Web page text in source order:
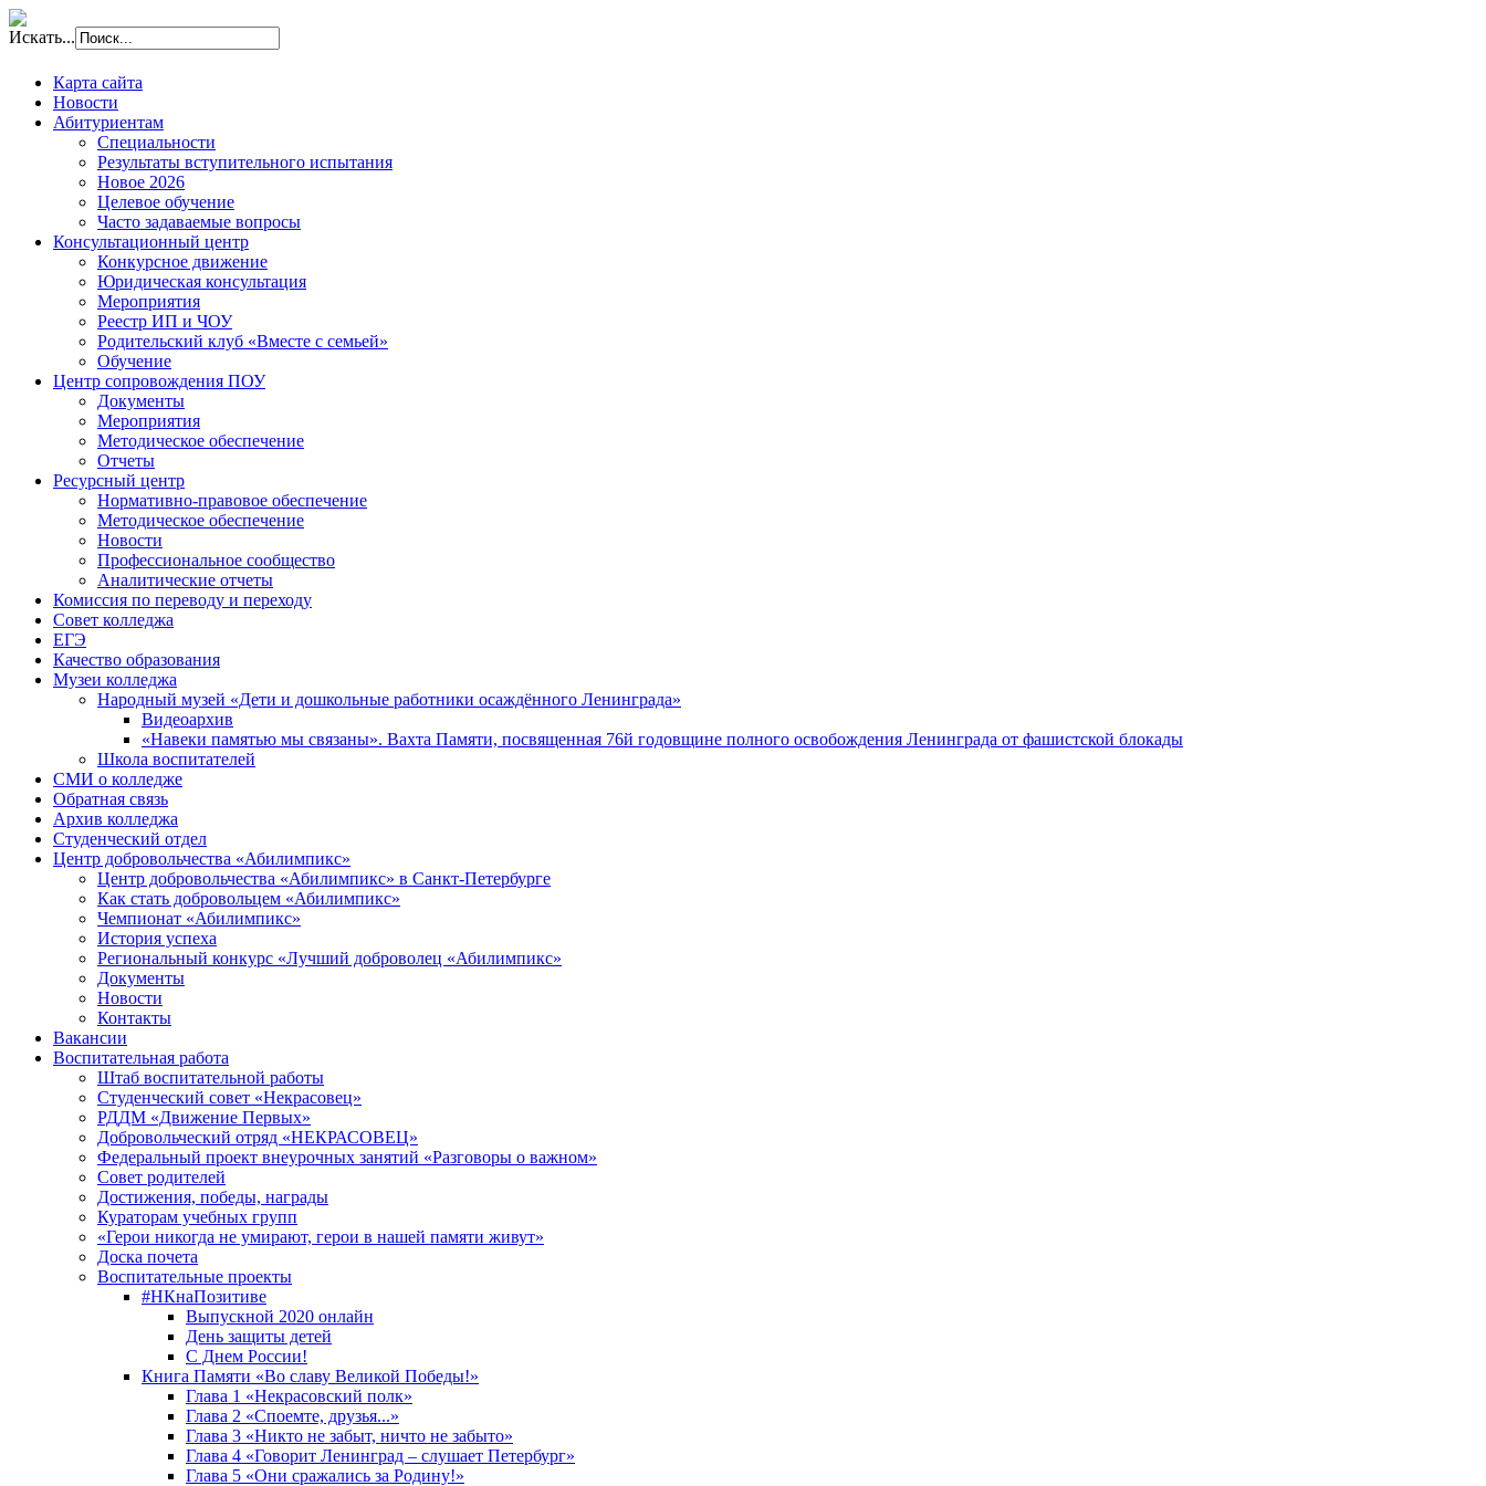
Искать...
Карта сайта
Новости
Абитуриентам
Специальности
Результаты вступительного испытания
Новое 2026
Целевое обучение
Часто задаваемые вопросы
Консультационный центр
Конкурсное движение
Юридическая консультация
Мероприятия
Реестр ИП и ЧОУ
Родительский клуб «Вместе с семьей»
Обучение
Центр сопровождения ПОУ
Документы
Мероприятия
Методическое обеспечение
Отчеты
Ресурсный центр
Нормативно-правовое обеспечение
Методическое обеспечение
Новости
Профессиональное сообщество
Аналитические отчеты
Комиссия по переводу и переходу
Совет колледжа
ЕГЭ
Качество образования
Музеи колледжа
Народный музей «Дети и дошкольные работники осаждённого Ленинграда»
Видеоархив
«Навеки памятью мы связаны». Вахта Памяти, посвященная 76й годовщине полного освобождения Ленинграда от фашистской блокады
Школа воспитателей
СМИ о колледже
Обратная связь
Архив колледжа
Студенческий отдел
Центр добровольчества «Абилимпикс»
Центр добровольчества «Абилимпикс» в Санкт-Петербурге
Как стать добровольцем «Абилимпикс»
Чемпионат «Абилимпикс»
История успеха
Региональный конкурс «Лучший доброволец «Абилимпикс»
Документы
Новости
Контакты
Вакансии
Воспитательная работа
Штаб воспитательной работы
Студенческий совет «Некрасовец»
РДДМ «Движение Первых»
Добровольческий отряд «НЕКРАСОВЕЦ»
Федеральный проект внеурочных занятий «Разговоры о важном»
Совет родителей
Достижения, победы, награды
Кураторам учебных групп
«Герои никогда не умирают, герои в нашей памяти живут»
Доска почета
Воспитательные проекты
#НКнаПозитиве
Выпускной 2020 онлайн
День защиты детей
С Днем России!
Книга Памяти «Во славу Великой Победы!»
Глава 1 «Некрасовский полк»
Глава 2 «Споемте, друзья...»
Глава 3 «Никто не забыт, ничто не забыто»
Глава 4 «Говорит Ленинград – слушает Петербург»
Глава 5 «Они сражались за Родину!»